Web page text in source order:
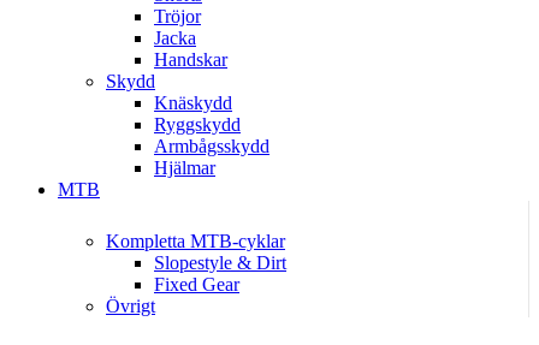
Tröjor
Jacka
Handskar
Skydd
Knäskydd
Ryggskydd
Armbågsskydd
Hjälmar
MTB
Kompletta MTB-cyklar
Slopestyle & Dirt
Fixed Gear
Övrigt